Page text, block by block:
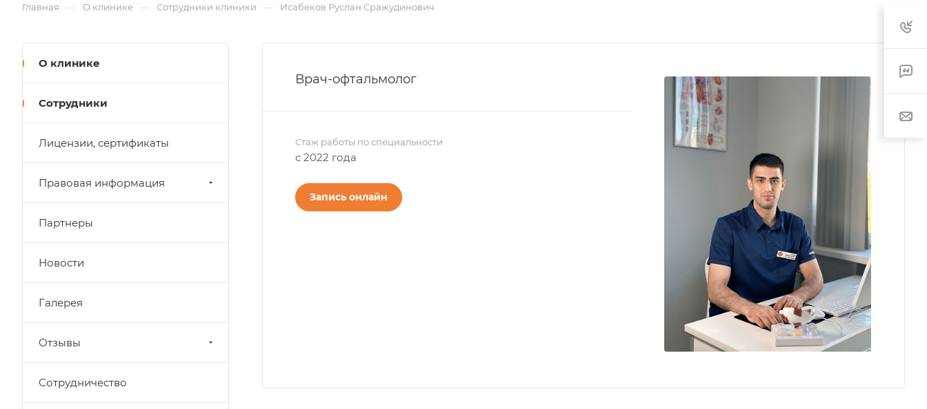
Главная — О клинике — Сотрудники клиники — Исабеков Руслан Сражудинович
Врач-офтальмолог
Стаж работы по специальности
с 2022 года
Запись онлайн
О клинике
Сотрудники
Лицензии, сертификаты
Правовая информация
Партнеры
Новости
Галерея
Отзывы
Сотрудничество